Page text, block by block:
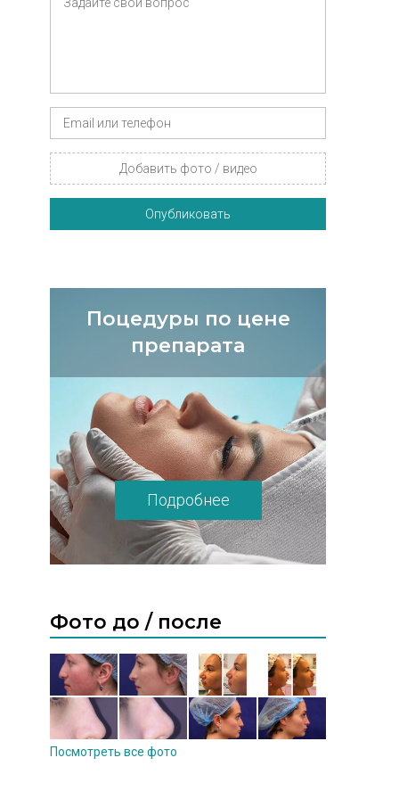
Добавить фото / видео
Опубликовать
Поцедуры по цене
препарата
Подробнее
Фото до / после
Посмотреть все фото